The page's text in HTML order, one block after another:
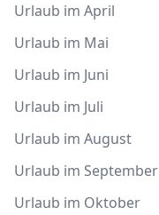
Urlaub im April
Urlaub im Mai
Urlaub im Juni
Urlaub im Juli
Urlaub im August
Urlaub im September
Urlaub im Oktober